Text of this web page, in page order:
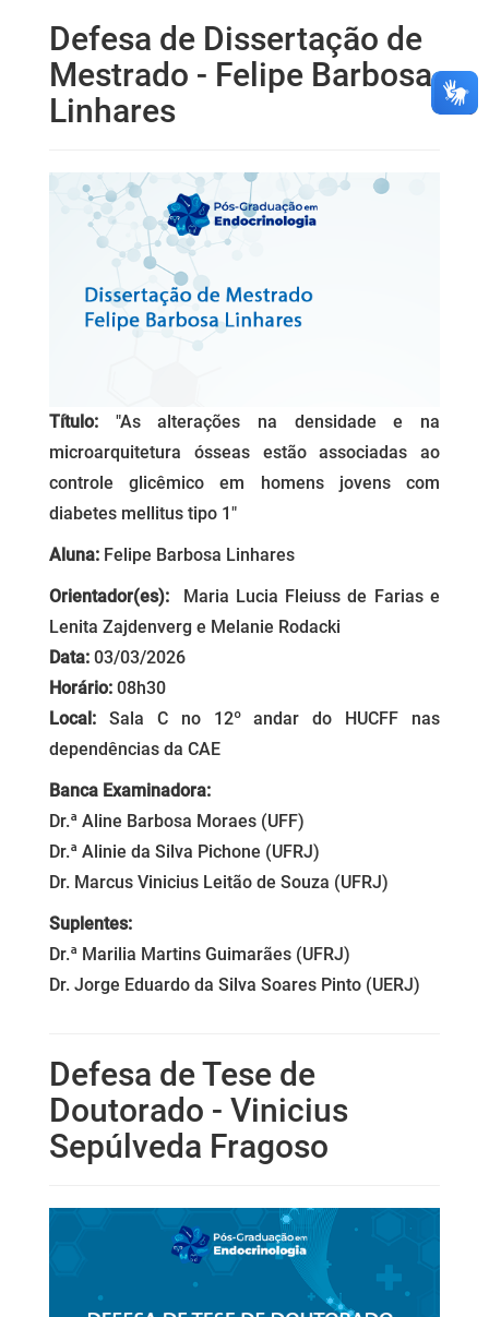
Defesa de Dissertação de
Mestrado - Felipe Barbosa
Linhares
Título: "As alterações na densidade e na
microarquitetura ósseas estão associadas ao
controle glicêmico em homens jovens com
diabetes mellitus tipo 1"
Aluna: Felipe Barbosa Linhares
Orientador(es): Maria Lucia Fleiuss de Farias e
Lenita Zajdenverg e Melanie Rodacki
Data: 03/03/2026
Horário: 08h30
Local: Sala C no 12º andar do HUCFF nas
dependências da CAE
Banca Examinadora:
Dr.ª Aline Barbosa Moraes (UFF)
Dr.ª Alinie da Silva Pichone (UFRJ)
Dr. Marcus Vinicius Leitão de Souza (UFRJ)
Suplentes:
Dr.ª Marilia Martins Guimarães (UFRJ)
Dr. Jorge Eduardo da Silva Soares Pinto (UERJ)
Defesa de Tese de
Doutorado - Vinicius
Sepúlveda Fragoso